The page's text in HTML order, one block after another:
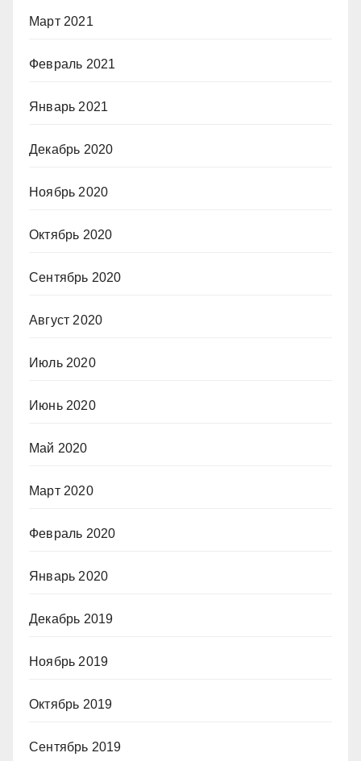
Март 2021
Февраль 2021
Январь 2021
Декабрь 2020
Ноябрь 2020
Октябрь 2020
Сентябрь 2020
Август 2020
Июль 2020
Июнь 2020
Май 2020
Март 2020
Февраль 2020
Январь 2020
Декабрь 2019
Ноябрь 2019
Октябрь 2019
Сентябрь 2019